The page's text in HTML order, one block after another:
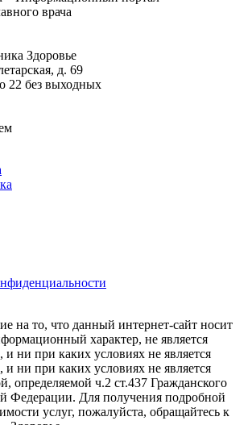
врача
Здоровье
д. 69
22 без выходных
на то, что данный интернет-сайт носит
характер, не является
ни при каких условиях не является
ни при каких условиях не является
определяемой ч.2 ст.437 Гражданского
Федерации. Для получения подробной
услуг, пожалуйста, обращайтесь к